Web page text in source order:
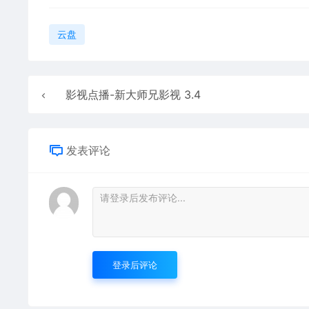
云盘
影视点播-新大师兄影视 3.4
发表评论
登录后评论